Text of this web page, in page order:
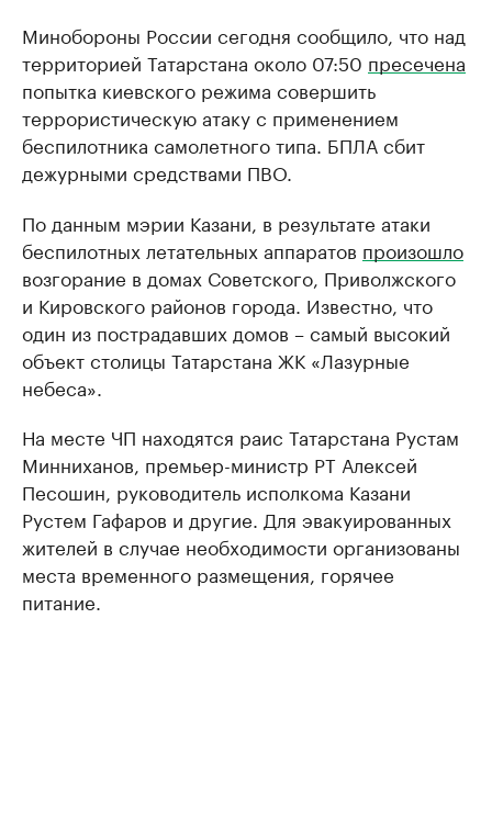
Минобороны России сегодня сообщило, что над
территорией Татарстана около 07:50 пресечена
попытка киевского режима совершить
террористическую атаку c применением
беспилотника самолетного типа. БПЛА сбит
дежурными средствами ПВО.
По данным мэрии Казани, в результате атаки
беспилотных летательных аппаратов произошло
возгорание в домах Советского, Приволжского
и Кировского районов города. Известно, что
один из пострадавших домов – самый высокий
объект столицы Татарстана ЖК «Лазурные
небеса».
На месте ЧП находятся раис Татарстана Рустам
Минниханов, премьер-министр РТ Алексей
Песошин, руководитель исполкома Казани
Рустем Гафаров и другие. Для эвакуированных
жителей в случае необходимости организованы
места временного размещения, горячее
питание.